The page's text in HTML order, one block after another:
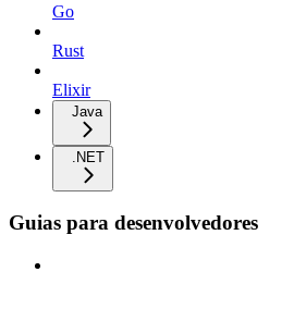
Go
Rust
Elixir
Java
.NET
Guias para desenvolvedores